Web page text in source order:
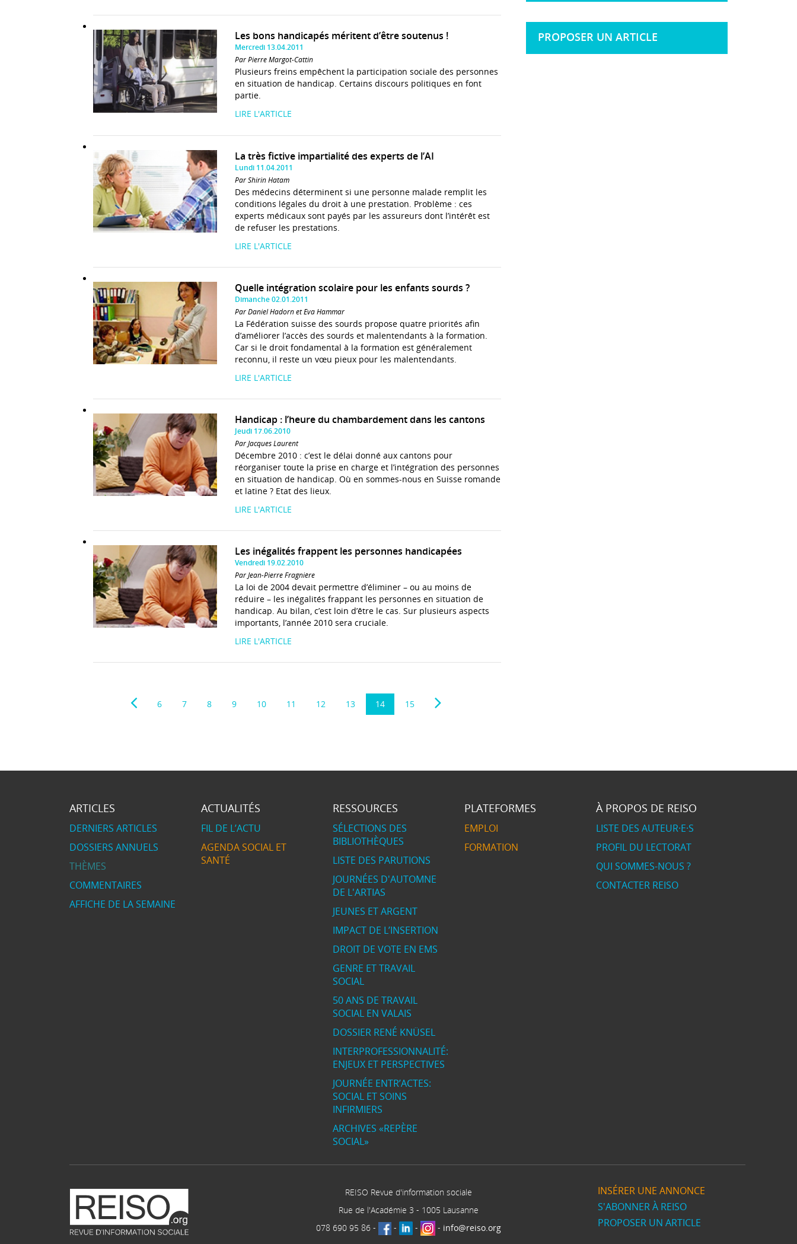
Les bons handicapés méritent d’être soutenus !
Mercredi 13.04.2011
Par Pierre Margot-Cattin
Plusieurs freins empêchent la participation sociale des personnes
en situation de handicap. Certains discours politiques en font
partie.
LIRE L'ARTICLE
La très fictive impartialité des experts de l’AI
Lundi 11.04.2011
Par Shirin Hatam
Des médecins déterminent si une personne malade remplit les
conditions légales du droit à une prestation. Problème : ces
experts médicaux sont payés par les assureurs dont l’intérêt est
de refuser les prestations.
LIRE L'ARTICLE
Quelle intégration scolaire pour les enfants sourds ?
Dimanche 02.01.2011
Par Daniel Hadorn et Eva Hammar
La Fédération suisse des sourds propose quatre priorités afin
d’améliorer l’accès des sourds et malentendants à la formation.
Car si le droit fondamental à la formation est généralement
reconnu, il reste un vœu pieux pour les malentendants.
LIRE L'ARTICLE
Handicap : l’heure du chambardement dans les cantons
Jeudi 17.06.2010
Par Jacques Laurent
Décembre 2010 : c’est le délai donné aux cantons pour
réorganiser toute la prise en charge et l’intégration des personnes
en situation de handicap. Où en sommes-nous en Suisse romande
et latine ? Etat des lieux.
LIRE L'ARTICLE
Les inégalités frappent les personnes handicapées
Vendredi 19.02.2010
Par Jean-Pierre Fragnière
La loi de 2004 devait permettre d’éliminer – ou au moins de
réduire – les inégalités frappant les personnes en situation de
handicap. Au bilan, c’est loin d’être le cas. Sur plusieurs aspects
importants, l’année 2010 sera cruciale.
LIRE L'ARTICLE
6 7 8 9 10 11 12 13 14 15
PROPOSER UN ARTICLE
ARTICLES
DERNIERS ARTICLES
DOSSIERS ANNUELS
THÈMES
COMMENTAIRES
AFFICHE DE LA SEMAINE
ACTUALITÉS
FIL DE L’ACTU
AGENDA SOCIAL ET
SANTÉ
RESSOURCES
SÉLECTIONS DES
BIBLIOTHÈQUES
LISTE DES PARUTIONS
JOURNÉES D'AUTOMNE
DE L'ARTIAS
JEUNES ET ARGENT
IMPACT DE L’INSERTION
DROIT DE VOTE EN EMS
GENRE ET TRAVAIL
SOCIAL
50 ANS DE TRAVAIL
SOCIAL EN VALAIS
DOSSIER RENÉ KNÜSEL
INTERPROFESSIONNALITÉ:
ENJEUX ET PERSPECTIVES
JOURNÉE ENTR’ACTES:
SOCIAL ET SOINS
INFIRMIERS
ARCHIVES «REPÈRE
SOCIAL»
PLATEFORMES
EMPLOI
FORMATION
À PROPOS DE REISO
LISTE DES AUTEUR·E·S
PROFIL DU LECTORAT
QUI SOMMES-NOUS ?
CONTACTER REISO
REISO Revue d'information sociale
Rue de l'Académie 3 - 1005 Lausanne
078 690 95 86 - - - - info@reiso.org
INSÉRER UNE ANNONCE
S'ABONNER À REISO
PROPOSER UN ARTICLE